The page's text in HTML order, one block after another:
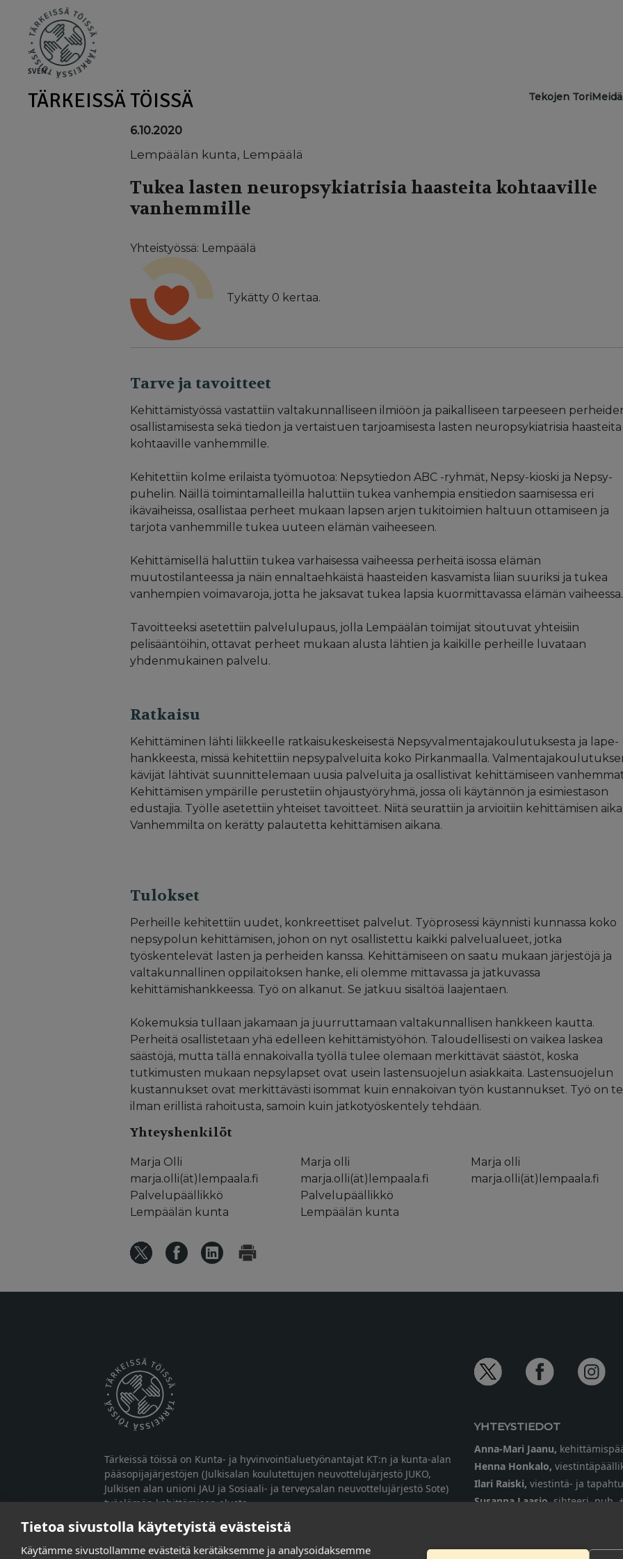
SVEN
TÄRKEISSÄ TÖISSÄ Main
Tekojen Tori
6.10.2020
Lempäälän kunta, Lempäälä
Tukea lasten neuropsykiatrisia haasteita kohtaaville
vanhemmille
Yhteistyössä: Lempäälä
Tykätty 0 kertaa.
Tarve ja tavoitteet
Kehittämistyössä vastattiin valtakunnalliseen ilmiöön ja paikalliseen tarpeeseen
osallistamisesta sekä tiedon ja vertaistuen tarjoamisesta lasten neuropsykiatrisia haasteita
kohtaaville vanhemmille.
Kehitettiin kolme erilaista työmuotoa: Nepsytiedon ABC -ryhmät, Nepsy-kioski ja Nepsy-
puhelin. Näillä toimintamalleilla haluttiin tukea vanhempia ensitiedon saamisessa eri
ikävaiheissa, osallistaa perheet mukaan lapsen arjen tukitoimien haltuun ottamiseen ja
tarjota vanhemmille tukea uuteen elämän vaiheeseen.
Kehittämisellä haluttiin tukea varhaisessa vaiheessa perheitä isossa elämän
muutostilanteessa ja näin ennaltaehkäistä haasteiden kasvamista liian suuriksi ja tukea
vanhempien voimavaroja, jotta he jaksavat tukea lapsia kuormittavassa elämän vaiheessa.
Tavoitteeksi asetettiin palvelulupaus, jolla Lempäälän toimijat sitoutuvat yhteisiin
pelisääntöihin, ottavat perheet mukaan alusta lähtien ja kaikille perheille luvataan
yhdenmukainen palvelu.
Ratkaisu
Kehittäminen lähti liikkeelle ratkaisukeskeisestä Nepsyvalmentajakoulutuksesta ja lape-
hankkeesta, missä kehitettiin nepsypalveluita koko Pirkanmaalla.
kävijät lähtivät suunnittelemaan uusia palveluita ja osallistivat kehittämiseen
Kehittämisen ympärille perustetiin ohjaustyöryhmä, jossa oli käytännön ja esimiestason
edustajia. Työlle asetettiin yhteiset tavoitteet. Niitä seurattiin ja arvioitiin kehittämisen
Vanhemmilta on kerätty palautetta kehittämisen aikana.
Tulokset
Perheille kehitettiin uudet, konkreettiset palvelut. Työprosessi käynnisti kunnassa koko
nepsypolun kehittämisen, johon on nyt osallistettu kaikki palvelualueet, jotka
työskentelevät lasten ja perheiden kanssa. Kehittämiseen on saatu mukaan järjestöjä ja
valtakunnallinen oppilaitoksen hanke, eli olemme mittavassa ja jatkuvassa
kehittämishankkeessa. Työ on alkanut. Se jatkuu sisältöä laajentaen.
Kokemuksia tullaan jakamaan ja juurruttamaan valtakunnallisen hankkeen kautta.
Perheitä osallistetaan yhä edelleen kehittämistyöhön. Taloudellisesti on vaikea laskea
säästöjä, mutta tällä ennakoivalla työllä tulee olemaan merkittävät säästöt, koska
tutkimusten mukaan nepsylapset ovat usein lastensuojelun asiakkaita. Lastensuojelun
kustannukset ovat merkittävästi isommat kuin ennakoivan työn kustannukset. Työ on
ilman erillistä rahoitusta, samoin kuin jatkotyöskentely tehdään.
Yhteyshenkilöt
Marja Olli
marja.olli(ät)lempaala.fi
Palvelupäällikkö
Lempäälän kunta
Marja olli
marja.olli(ät)lempaala.fi
Palvelupäällikkö
Lempäälän kunta
Marja olli
marja.olli(ät)lempaala.fi
Tärkeissä töissä on Kunta- ja hyvinvointialuetyönantajat KT:n ja kunta-alan
pääsopijajärjestöjen (Julkisalan koulutettujen neuvottelujärjestö JUKO,
Julkisen alan unioni JAU ja Sosiaali- ja terveysalan neuvottelujärjestö Sote)
työelämän kehittämisen alusta.
YHTEYSTIEDOT
Anna-Mari Jaanu,
Henna Honkalo,
Ilari Raiski, viestintä- ja
Susanna Laasio, sihteeri,puh.
Tietoa sivustolla käytetyistä evästeistä
Käytämme sivustollamme evästeitä kerätäksemme ja analysoidaksemme